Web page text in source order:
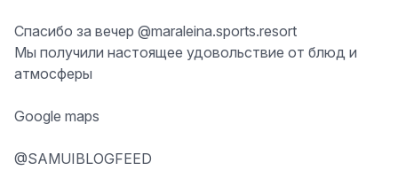
Спасибо за вечер @maraleina.sports.resort
Мы получили настоящее удовольствие от блюд и
атмосферы
Google maps
@SAMUIBLOGFEED